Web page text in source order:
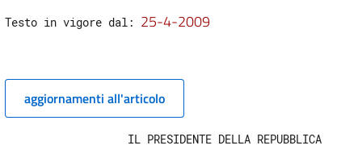
CAPO II
7
8
Testo in vigore dal: 25-4-2009
aggiornamenti all'articolo
                   IL PRESIDENTE DELLA REPUBBLICA